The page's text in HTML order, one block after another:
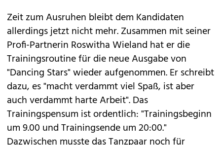
Zeit zum Ausruhen bleibt dem Kandidaten
allerdings jetzt nicht mehr. Zusammen mit seiner
Profi-Partnerin Roswitha Wieland hat er die
Trainingsroutine für die neue Ausgabe von
"Dancing Stars" wieder aufgenommen. Er schreibt
dazu, es "macht verdammt viel Spaß, ist aber
auch verdammt harte Arbeit". Das
Trainingspensum ist ordentlich: "Trainingsbeginn
um 9.00 und Trainingsende um 20:00."